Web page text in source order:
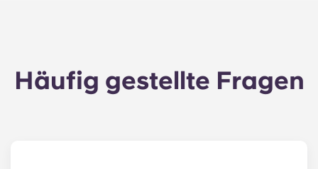
Häufig gestellte Fragen